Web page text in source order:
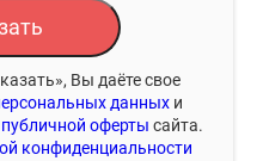
Вы даёте свое
данных и
публичной оферты сайта.
конфиденциальности